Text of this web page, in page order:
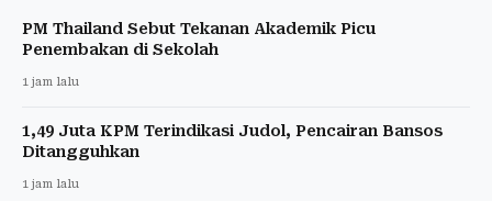
PM Thailand Sebut Tekanan Akademik Picu
Penembakan di Sekolah
1 jam lalu
1,49 Juta KPM Terindikasi Judol, Pencairan Bansos
Ditangguhkan
1 jam lalu